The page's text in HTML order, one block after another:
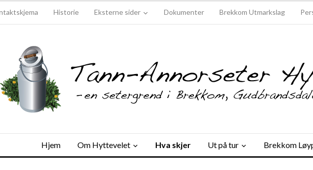
Historie Eksterne sider Dokumenter Brekkom Utmarkslag
Hjem Om Hyttevelet Hva skjer Ut på tur Brekkom